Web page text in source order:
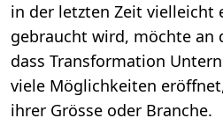
in der letzten Zeit vielleicht
gebraucht wird, möchte an
dass Transformation
viele Möglichkeiten
ihrer Grösse oder Branche.